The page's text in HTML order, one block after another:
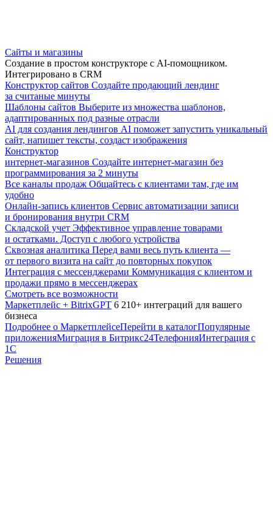
Сайты и магазины
Создание в простом конструкторе с AI-помощником.
Интегрировано в CRM
Конструктор сайтов Создайте продающий лендинг
за считаные минуты
Шаблоны сайтов Выберите из множества шаблонов,
адаптированных под разные отрасли
AI для создания лендингов AI поможет запустить уникальный
сайт, напишет тексты, создаст изображения
Конструктор
интернет-магазинов Создайте интернет-магазин без
программирования за 2 минуты
Все каналы продаж Общайтесь с клиентами там, где им
удобно
Онлайн-запись клиентов Сервис автоматизации записи
и бронирования внутри CRM
Складской учет Эффективное управление товарами
и остатками. Доступ с любого устройства
Сквозная аналитика Перед вами весь путь клиента —
от первого визита на сайт до повторных покупок
Интеграция с мессенджерами Коммуникация с клиентом и
продажи прямо в мессенджерах
Смотреть все возможности
Маркетплейс + BitrixGPT 6 210+ интеграций для вашего
бизнеса
Подробнее о МаркетплейсеПерейти в каталогПопулярные
приложенияМиграция в Битрикс24ТелефонияИнтеграция с
1С
Решения